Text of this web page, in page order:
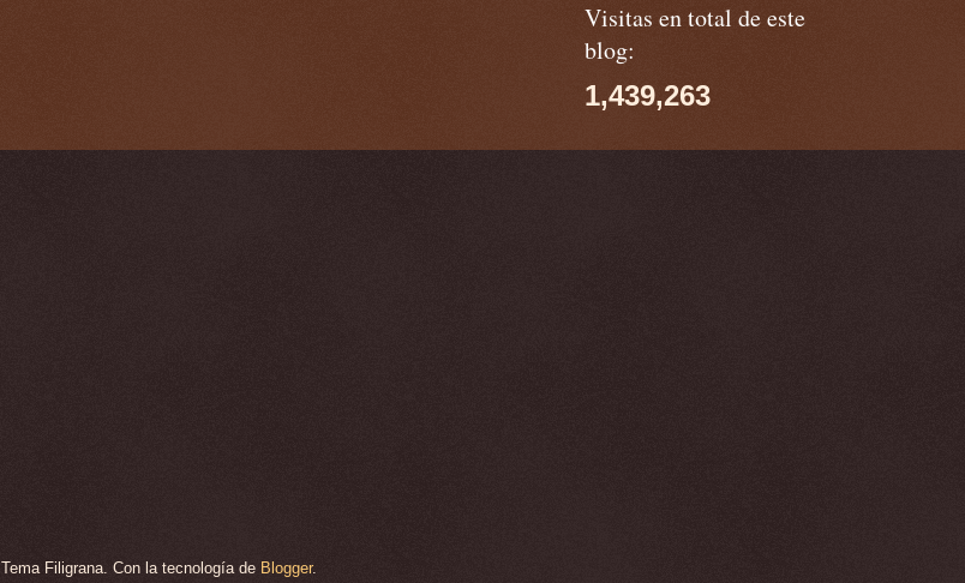
Visitas en total de este
blog:
1,439,263
Tema Filigrana. Con la tecnología de Blogger.